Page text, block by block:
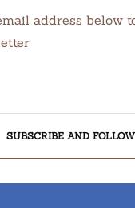
address below
SUBSCRIBE AND FOLLOW